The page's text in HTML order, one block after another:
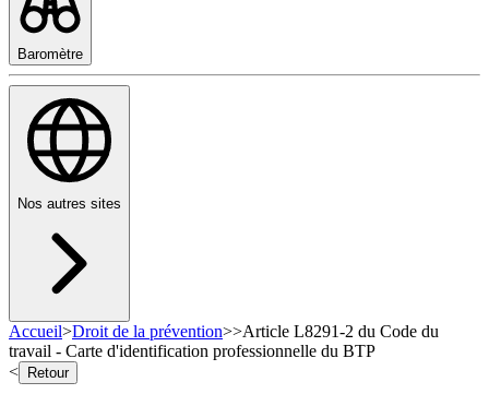
Baromètre
Nos autres sites
Accueil>Droit de la prévention>>Article L8291-2 du Code du
travail - Carte d'identification professionnelle du BTP
<
Retour